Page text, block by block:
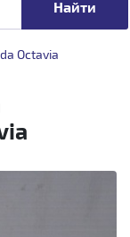
Octavia